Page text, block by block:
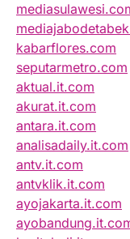
kabarflores.com
seputarmetro.com
aktual.it.com
akurat.it.com
antara.it.com
analisadaily.it.com
antv.it.com
antvklik.it.com
ayojakarta.it.com